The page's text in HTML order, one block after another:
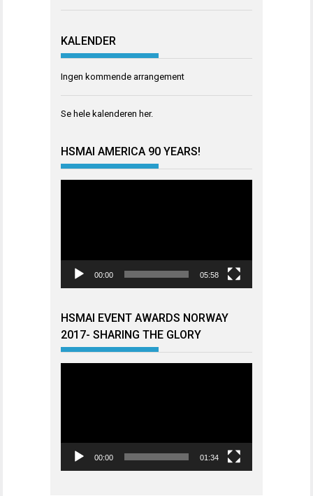
KALENDER
Ingen kommende arrangement
Se hele kalenderen her.
HSMAI AMERICA 90 YEARS!
00:00 05:58
HSMAI EVENT AWARDS NORWAY
2017- SHARING THE GLORY
00:00 01:34